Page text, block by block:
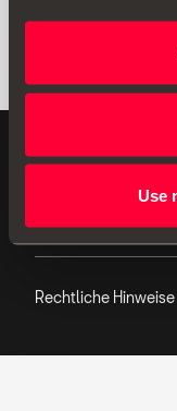
Use
kontinuierlichen
Rechtliche Hinweise